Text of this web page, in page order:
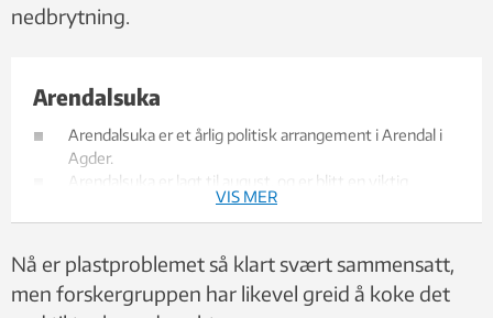
nedbrytning.
Arendalsuka
Arendalsuka er et årlig politisk arrangement i Arendal i
Agder.
Arendalsuka er lagt til august, og er blitt en viktig
møteplass på nasjonalt nivå. Ledende politikere,
næringslivstopper og fremtredende debattanter ellers
Det har etter hvert blitt vanlig at de norske
valgkampene starter i forbindelse med Arendalsuka.
VIS MER
Nå er plastproblemet så klart svært sammensatt,
men forskergruppen har likevel greid å koke det